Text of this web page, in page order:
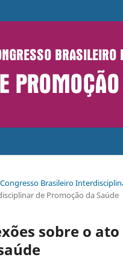
Brasileiro
de Promoção da Saúde
sobre o